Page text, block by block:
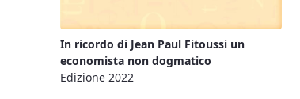
In ricordo di Jean Paul Fitoussi un
economista non dogmatico
Edizione 2022